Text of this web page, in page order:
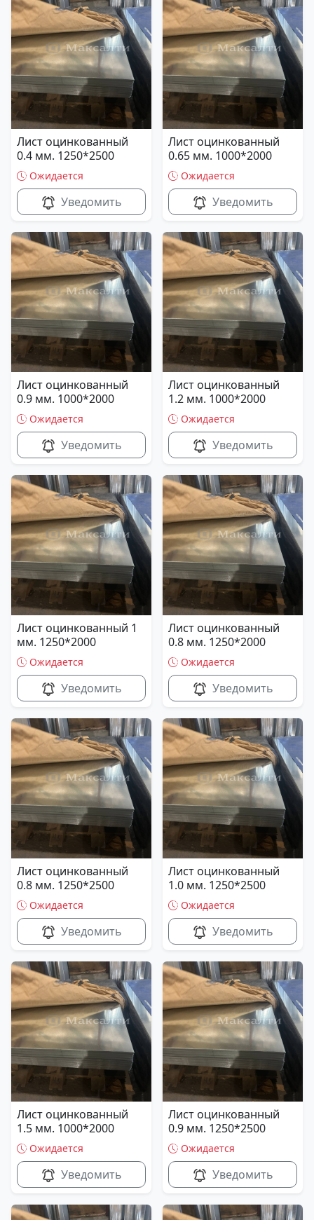
Лист оцинкованный
0.4 мм. 1250*2500
Ожидается
Уведомить
Лист оцинкованный
0.65 мм. 1000*2000
Ожидается
Уведомить
Лист оцинкованный
0.9 мм. 1000*2000
Ожидается
Уведомить
Лист оцинкованный
1.2 мм. 1000*2000
Ожидается
Уведомить
Лист оцинкованный 1
мм. 1250*2000
Ожидается
Уведомить
Лист оцинкованный
0.8 мм. 1250*2000
Ожидается
Уведомить
Лист оцинкованный
0.8 мм. 1250*2500
Ожидается
Уведомить
Лист оцинкованный
1.0 мм. 1250*2500
Ожидается
Уведомить
Лист оцинкованный
1.5 мм. 1000*2000
Ожидается
Уведомить
Лист оцинкованный
0.9 мм. 1250*2500
Ожидается
Уведомить